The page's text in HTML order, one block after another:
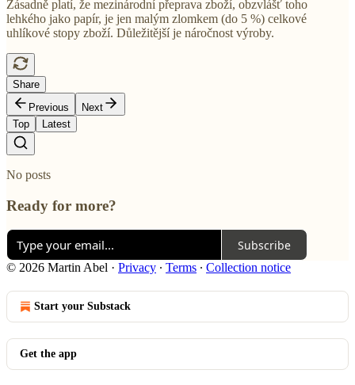
Zásadně platí, že mezinárodní přeprava zboží, obzvlášť toho
lehkého jako papír, je jen malým zlomkem (do 5 %) celkové
uhlíkové stopy zboží. Důležitější je náročnost výroby.
Share
Previous
Next
Top
Latest
No posts
Ready for more?
Subscribe
© 2026 Martin Abel · Privacy ∙ Terms ∙ Collection notice
Start your Substack
Get the app